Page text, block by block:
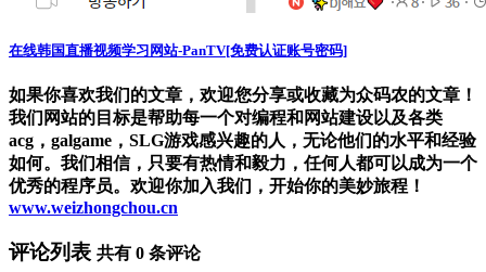
在线韩国直播视频学习网站-PanTV[免费认证账号密码]
如果你喜欢我们的文章，欢迎您分享或收藏为众码农的文章！
我们网站的目标是帮助每一个对编程和网站建设以及各类
acg，galgame，SLG游戏感兴趣的人，无论他们的水平和经验
如何。我们相信，只要有热情和毅力，任何人都可以成为一个
优秀的程序员。欢迎你加入我们，开始你的美妙旅程！
www.weizhongchou.cn
评论列表 共有 0 条评论